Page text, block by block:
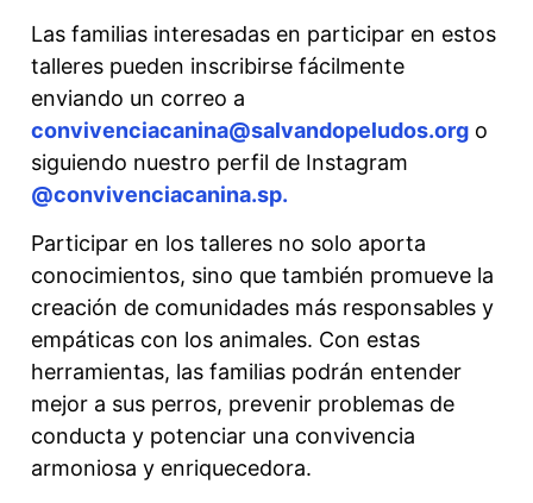
Las familias interesadas en participar en estos
talleres pueden inscribirse fácilmente
enviando un correo a
convivenciacanina@salvandopeludos.org o
siguiendo nuestro perfil de Instagram
@convivenciacanina.sp.
Participar en los talleres no solo aporta
conocimientos, sino que también promueve la
creación de comunidades más responsables y
empáticas con los animales. Con estas
herramientas, las familias podrán entender
mejor a sus perros, prevenir problemas de
conducta y potenciar una convivencia
armoniosa y enriquecedora.